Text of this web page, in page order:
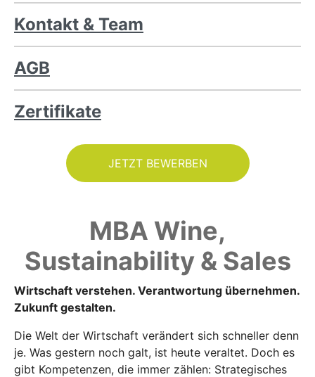
MBA Wine,
Sustainability & Sales
Wirtschaft verstehen. Verantwortung übernehmen.
Zukunft gestalten.
Die Welt der Wirtschaft verändert sich schneller denn
je. Was gestern noch galt, ist heute veraltet. Doch es
gibt Kompetenzen, die immer zählen: Strategisches
Kontakt & Team
AGB
Zertifikate
JETZT BEWERBEN